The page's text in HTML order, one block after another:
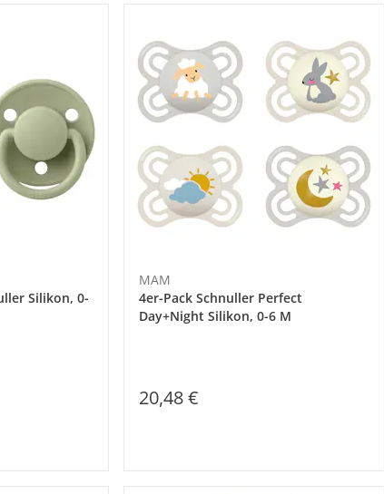
Silikon, 0-
MAM
4er-Pack Schnuller Perfect
Day+Night Silikon, 0-6 M
20,48 €